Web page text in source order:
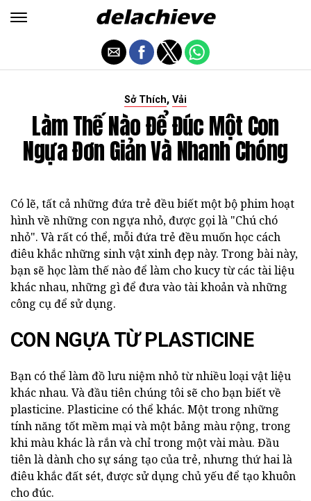
Sở Thích, Vải
Làm Thế Nào Để Đúc Một Con
Ngựa Đơn Giản Và Nhanh Chóng
Có lẽ, tất cả những đứa trẻ đều biết một bộ phim hoạt
hình về những con ngựa nhỏ, được gọi là "Chú chó
nhỏ". Và rất có thể, mỗi đứa trẻ đều muốn học cách
điêu khắc những sinh vật xinh đẹp này. Trong bài này,
bạn sẽ học làm thế nào để làm cho kucy từ các tài liệu
khác nhau, những gì để đưa vào tài khoản và những
công cụ để sử dụng.
CON NGỰA TỪ PLASTICINE
Bạn có thể làm đồ lưu niệm nhỏ từ nhiều loại vật liệu
khác nhau. Và đầu tiên chúng tôi sẽ cho bạn biết về
plasticine. Plasticine có thể khác. Một trong những
tính năng tốt mềm mại và một bảng màu rộng, trong
khi màu khác là rắn và chỉ trong một vài màu. Đầu
tiên là dành cho sự sáng tạo của trẻ, nhưng thứ hai là
điêu khắc đất sét, được sử dụng chủ yếu để tạo khuôn
cho đúc.